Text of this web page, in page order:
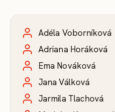
Adéla Voborníková
Adriana Horáková
Ema Nováková
Jana Válková
Jarmila Tlachová